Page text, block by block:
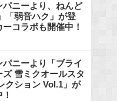
ニーより、ねんど
「弱音ハク」が登
コラボも開催中！
ニーより「ブライ
雪ミクオールスタ
クション Vol.1」が